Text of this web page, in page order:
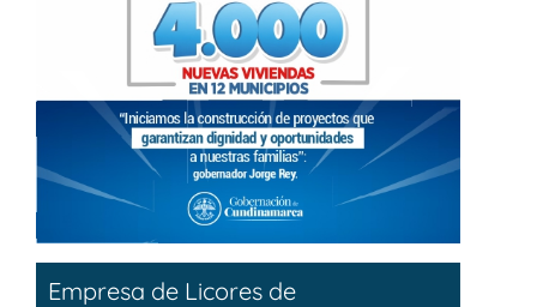
Empresa de Licores de